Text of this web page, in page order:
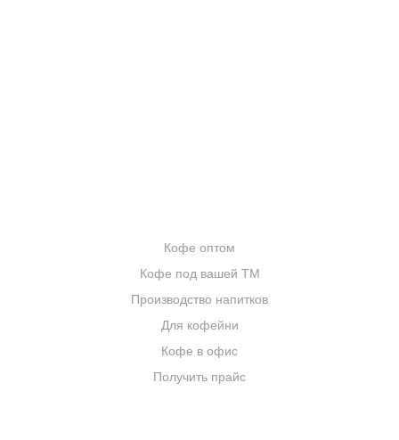
Кофе оптом
Кофе под вашей ТМ
Производство напитков
Для кофейни
Кофе в офис
Получить прайс